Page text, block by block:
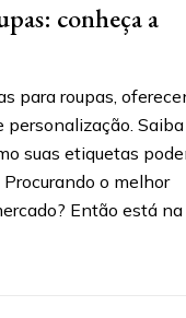
conheça a
para roupas,
personalização.
suas etiquetas
o melhor
Então está